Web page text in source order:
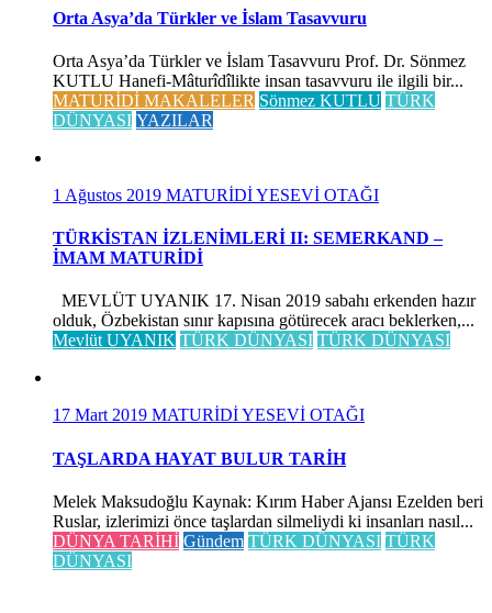
Orta Asya’da Türkler ve İslam Tasavvuru
Orta Asya’da Türkler ve İslam Tasavvuru Prof. Dr. Sönmez
KUTLU Hanefi-Mâturîdîlikte insan tasavvuru ile ilgili bir...
MATURİDİ MAKALELER Sönmez KUTLU TÜRK
DÜNYASI YAZILAR
1 Ağustos 2019 MATURİDİ YESEVİ OTAĞI
TÜRKİSTAN İZLENİMLERİ II: SEMERKAND –
İMAM MATURİDİ
MEVLÜT UYANIK 17. Nisan 2019 sabahı erkenden hazır
olduk, Özbekistan sınır kapısına götürecek aracı beklerken,...
Mevlüt UYANIK TÜRK DÜNYASI TÜRK DÜNYASI
17 Mart 2019 MATURİDİ YESEVİ OTAĞI
TAŞLARDA HAYAT BULUR TARİH
Melek Maksudoğlu Kaynak: Kırım Haber Ajansı Ezelden beri
Ruslar, izlerimizi önce taşlardan silmeliydi ki insanları nasıl...
DÜNYA TARİHİ Gündem TÜRK DÜNYASI TÜRK
DÜNYASI